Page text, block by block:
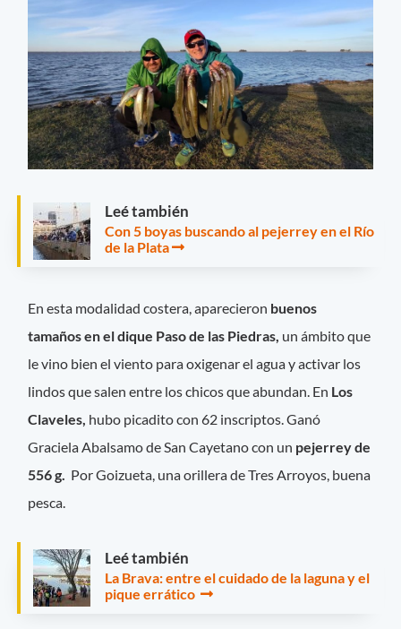
Leé también
Con 5 boyas buscando al pejerrey en el Río
de la Plata
En esta modalidad costera, aparecieron buenos
tamaños en el dique Paso de las Piedras, un ámbito que
le vino bien el viento para oxigenar el agua y activar los
lindos que salen entre los chicos que abundan. En Los
Claveles, hubo picadito con 62 inscriptos. Ganó
Graciela Abalsamo de San Cayetano con un pejerrey de
556 g. Por Goizueta, una orillera de Tres Arroyos, buena
pesca.
Leé también
La Brava: entre el cuidado de la laguna y el
pique errático